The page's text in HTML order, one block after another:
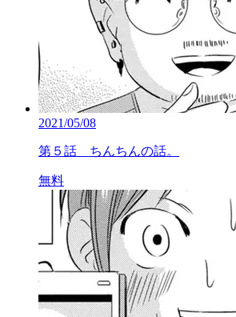
2021/05/08
第５話 ちんちんの話。
無料